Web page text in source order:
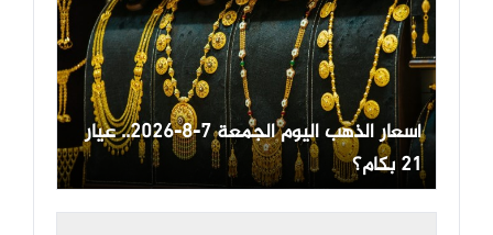
أسعار الذهب اليوم الجمعة 7-8-2026.. عيار
21 بكام؟